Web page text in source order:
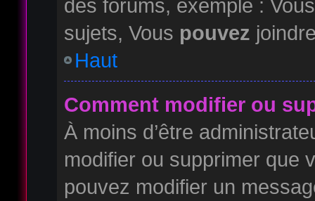
des forums, exemple :
sujets, Vous pouvez
Haut
Comment modifier ou
À moins d’être
modifier ou supprimer que
pouvez modifier un